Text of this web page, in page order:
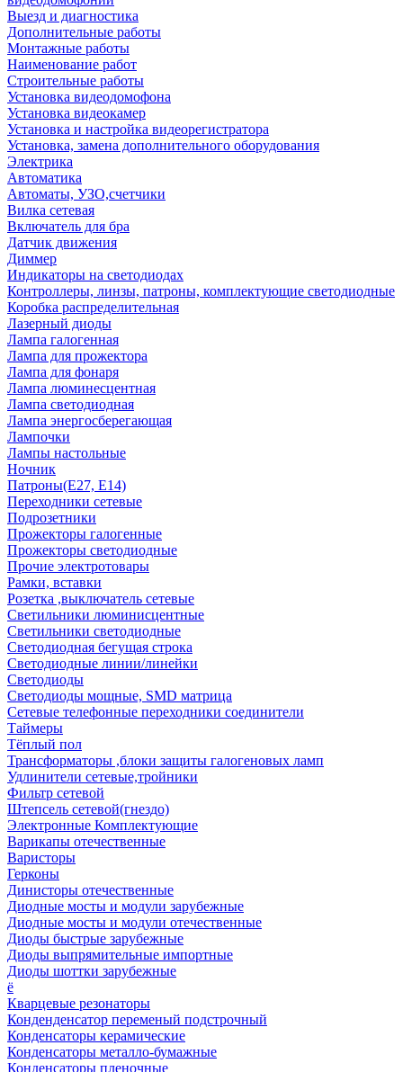
Выезд и диагностика
Дополнительные работы
Монтажные работы
Наименование работ
Строительные работы
Установка видеодомофона
Установка видеокамер
Установка и настройка видеорегистратора
Установка, замена дополнительного оборудования
Электрика
Автоматика
Автоматы, УЗО,счетчики
Вилка сетевая
Включатель для бра
Датчик движения
Диммер
Индикаторы на светодиодах
Контроллеры, линзы, патроны, комплектующие светодиодные
Коробка распределительная
Лазерный диоды
Лампа галогенная
Лампа для прожектора
Лампа для фонаря
Лампа люминесцентная
Лампа светодиодная
Лампа энергосберегающая
Лампочки
Лампы настольные
Ночник
Патроны(Е27, Е14)
Переходники сетевые
Подрозетники
Прожекторы галогенные
Прожекторы светодиодные
Прочие электротовары
Рамки, вставки
Розетка ,выключатель сетевые
Светильники люминисцентные
Светильники светодиодные
Светодиодная бегущая строка
Светодиодные линии/линейки
Светодиоды
Светодиоды мощные, SMD матрица
Сетевые телефонные переходники соединители
Таймеры
Тёплый пол
Трансформаторы ,блоки защиты галогеновых ламп
Удлинители сетевые,тройники
Фильтр сетевой
Штепсель сетевой(гнездо)
Электронные Комплектующие
Варикапы отечественные
Варисторы
Герконы
Динисторы отечественные
Диодные мосты и модули зарубежные
Диодные мосты и модули отечественные
Диоды быстрые зарубежные
Диоды выпрямительные импортные
Диоды шоттки зарубежные
ё
Кварцевые резонаторы
Конденденсатор переменый подстрочный
Конденсаторы керамические
Конденсаторы металло-бумажные
Конденсаторы пленочные